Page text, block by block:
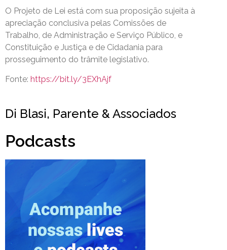
O Projeto de Lei está com sua proposição sujeita à
apreciação conclusiva pelas Comissões de
Trabalho, de Administração e Serviço Público, e
Constituição e Justiça e de Cidadania para
prosseguimento do trâmite legislativo.
Fonte: https://bit.ly/3EXhAjf
Di Blasi, Parente & Associados
Podcasts